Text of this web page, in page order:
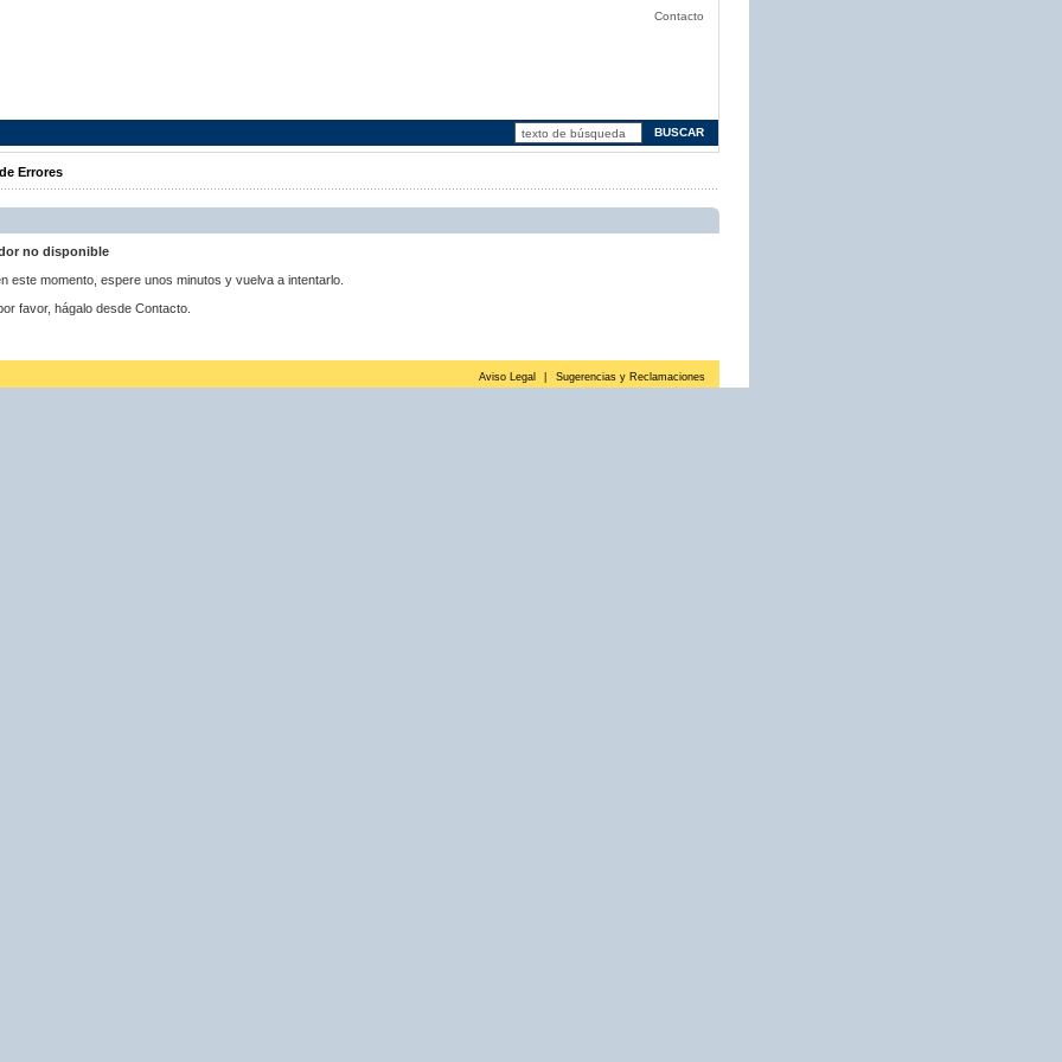
Contacto
Errores
no disponible
este momento, espere unos minutos y vuelva a intentarlo.
favor, hágalo desde Contacto.
Aviso Legal Sugerencias y Reclamaciones